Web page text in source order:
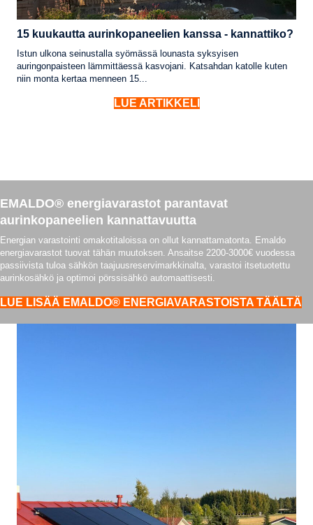
15 kuukautta aurinkopaneelien kanssa - kannattiko?
Istun ulkona seinustalla syömässä lounasta syksyisen
auringonpaisteen lämmittäessä kasvojani. Katsahdan katolle kuten
niin monta kertaa menneen 15...
LUE ARTIKKELI
EMALDO® energiavarastot parantavat
aurinkopaneelien kannattavuutta
Energian varastointi omakotitaloissa on ollut kannattamatonta. Emaldo
energiavarastot tuovat tähän muutoksen. Ansaitse 2200-3000€ vuodessa
passiivista tuloa sähkön taajuusreservimarkkinalta, varastoi itsetuotettu
aurinkosähkö ja optimoi pörssisähkö automaattisesti.
LUE LISÄÄ EMALDO® ENERGIAVARASTOISTA TÄÄLTÄ